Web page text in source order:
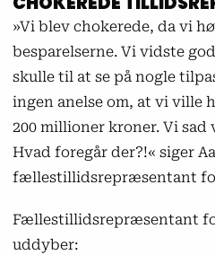
»Vi blev chokerede, da vi
besparelserne. Vi vidste
skulle til at se på nogle
ingen anelse om, at vi ville
200 millioner kroner. Vi sad
Hvad foregår der?!« siger
fællestillidsrepræsentant for
Fællestillidsrepræsentant
uddyber: